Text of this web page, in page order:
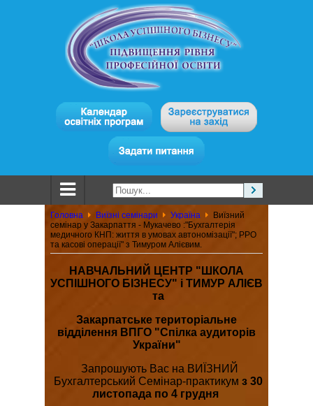
Головна Виїзні семінари Україна
Виїзний
семінар у Закарпаття - Мукачево :"Бухгалтерія
медичного КНП: життя в умовах автономізації"; РРО
та касові операції" з Тимуром Алієвим.
НАВЧАЛЬНИЙ ЦЕНТР "ШКОЛА
УСПІШНОГО БІЗНЕСУ" і ТИМУР АЛІЄВ
та
Закарпатське територіальне
відділення ВПГО "Спілка аудиторів
України"
Запрошують Вас на ВИЇЗНИЙ
Бухгалтерський Семінар-практикум з 30
листопада по 4 грудня